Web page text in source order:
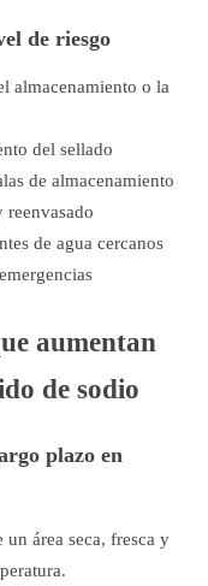
de riesgo
almacenamiento o la
del sellado
de almacenamiento
reenvasado
de agua cercanos
aumentan
de sodio
plazo en
área seca, fresca y